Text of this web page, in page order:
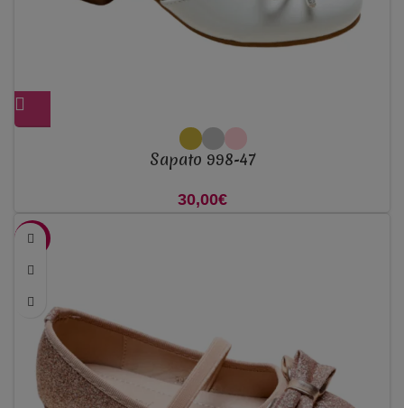
Sapato 998-47
30,00€
-50%